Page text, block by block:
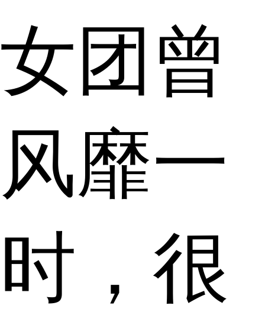
女团曾
风靡一
时，很